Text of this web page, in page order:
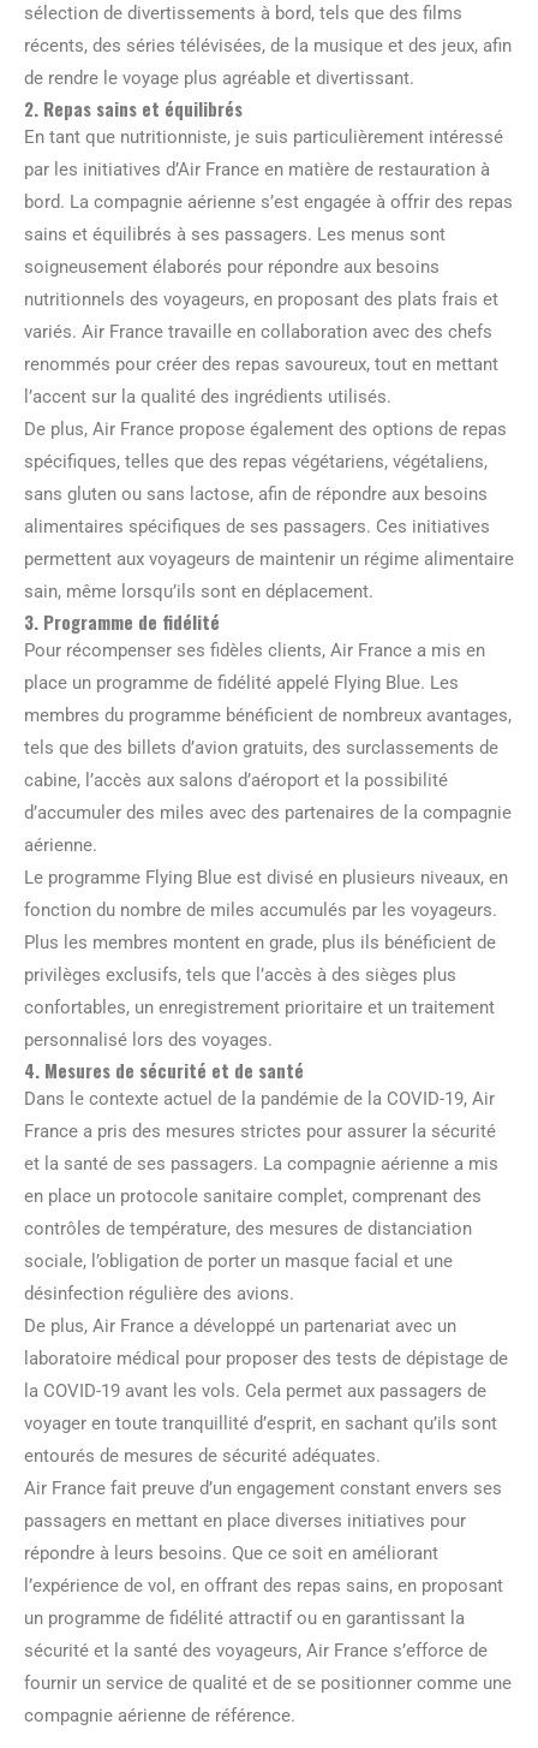
sélection de divertissements à bord, tels que des films
récents, des séries télévisées, de la musique et des jeux, afin
de rendre le voyage plus agréable et divertissant.
2. Repas sains et équilibrés
En tant que nutritionniste, je suis particulièrement intéressé
par les initiatives d’Air France en matière de restauration à
bord. La compagnie aérienne s’est engagée à offrir des repas
sains et équilibrés à ses passagers. Les menus sont
soigneusement élaborés pour répondre aux besoins
nutritionnels des voyageurs, en proposant des plats frais et
variés. Air France travaille en collaboration avec des chefs
renommés pour créer des repas savoureux, tout en mettant
l’accent sur la qualité des ingrédients utilisés.
De plus, Air France propose également des options de repas
spécifiques, telles que des repas végétariens, végétaliens,
sans gluten ou sans lactose, afin de répondre aux besoins
alimentaires spécifiques de ses passagers. Ces initiatives
permettent aux voyageurs de maintenir un régime alimentaire
sain, même lorsqu’ils sont en déplacement.
3. Programme de fidélité
Pour récompenser ses fidèles clients, Air France a mis en
place un programme de fidélité appelé Flying Blue. Les
membres du programme bénéficient de nombreux avantages,
tels que des billets d’avion gratuits, des surclassements de
cabine, l’accès aux salons d’aéroport et la possibilité
d’accumuler des miles avec des partenaires de la compagnie
aérienne.
Le programme Flying Blue est divisé en plusieurs niveaux, en
fonction du nombre de miles accumulés par les voyageurs.
Plus les membres montent en grade, plus ils bénéficient de
privilèges exclusifs, tels que l’accès à des sièges plus
confortables, un enregistrement prioritaire et un traitement
personnalisé lors des voyages.
4. Mesures de sécurité et de santé
Dans le contexte actuel de la pandémie de la COVID-19, Air
France a pris des mesures strictes pour assurer la sécurité
et la santé de ses passagers. La compagnie aérienne a mis
en place un protocole sanitaire complet, comprenant des
contrôles de température, des mesures de distanciation
sociale, l’obligation de porter un masque facial et une
désinfection régulière des avions.
De plus, Air France a développé un partenariat avec un
laboratoire médical pour proposer des tests de dépistage de
la COVID-19 avant les vols. Cela permet aux passagers de
voyager en toute tranquillité d’esprit, en sachant qu’ils sont
entourés de mesures de sécurité adéquates.
Air France fait preuve d’un engagement constant envers ses
passagers en mettant en place diverses initiatives pour
répondre à leurs besoins. Que ce soit en améliorant
l’expérience de vol, en offrant des repas sains, en proposant
un programme de fidélité attractif ou en garantissant la
sécurité et la santé des voyageurs, Air France s’efforce de
fournir un service de qualité et de se positionner comme une
compagnie aérienne de référence.